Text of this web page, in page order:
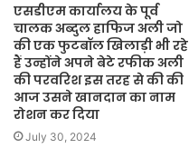
एसडीएम कार्यालय के पूर्व
चालक अब्दुल हाफिज अली जो
की एक फुटबॉल खिलाड़ी भी रहे
हैं उन्होंने अपने बेटे रफीक अली
की परवरिश इस तरह से की की
आज उसने खानदान का नाम
रोशन कर दिया
July 30, 2024